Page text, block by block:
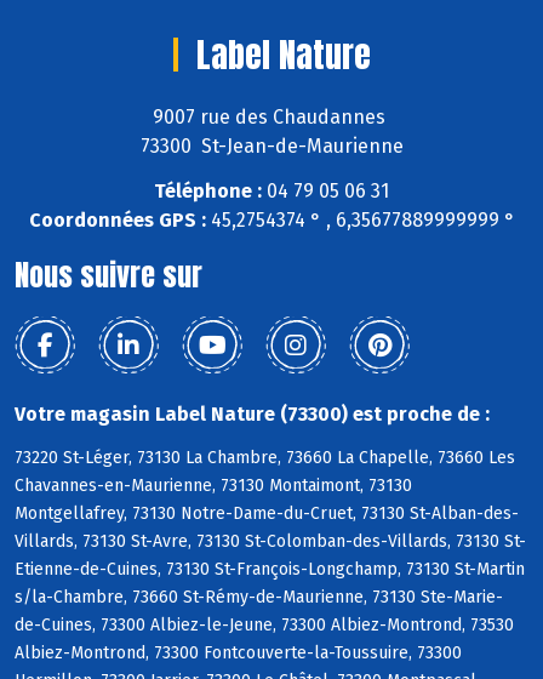
Label Nature
9007 rue des Chaudannes
73300 St-Jean-de-Maurienne
Téléphone : 04 79 05 06 31
Coordonnées GPS :45,2754374 ° , 6,35677889999999 °
Nous suivre sur
Votre magasin Label Nature (73300) est proche de :
73220 St-Léger, 73130 La Chambre, 73660 La Chapelle, 73660 Les
Chavannes-en-Maurienne, 73130 Montaimont, 73130
Montgellafrey, 73130 Notre-Dame-du-Cruet, 73130 St-Alban-des-
Villards, 73130 St-Avre, 73130 St-Colomban-des-Villards, 73130 St-
Etienne-de-Cuines, 73130 St-François-Longchamp, 73130 St-Martin
s/la-Chambre, 73660 St-Rémy-de-Maurienne, 73130 Ste-Marie-
de-Cuines, 73300 Albiez-le-Jeune, 73300 Albiez-Montrond, 73530
Albiez-Montrond, 73300 Fontcouverte-la-Toussuire, 73300